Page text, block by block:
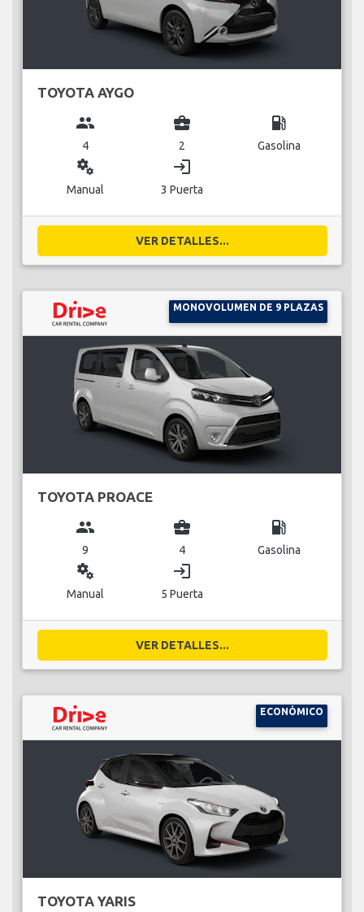
TOYOTA AYGO
group
4
business_center
2
local_gas_station
Gasolina
miscellaneous_services
Manual
login
3 Puerta
VER DETALLES...
MONOVOLUMEN DE 9 PLAZAS
TOYOTA PROACE
group
9
business_center
4
local_gas_station
Gasolina
miscellaneous_services
Manual
login
5 Puerta
VER DETALLES...
ECONÓMICO
TOYOTA YARIS